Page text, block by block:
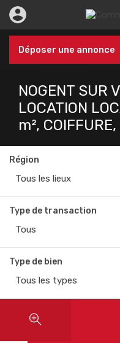
Déposer une annonce
NOGENT SUR
LOCATION
m²,
Région
Tous les lieux
Type de transaction
Tous
Type de bien
Tous les types